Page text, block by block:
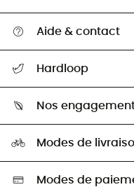
Aide & contact
Guide des tailles
Seconde Main
Aide & Contact
Hardloop
HardGuides
Nos
Sélection éco-responsable
Modes de
Modes de